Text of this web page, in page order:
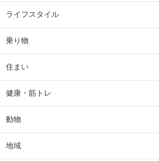
ライフスタイル
乗り物
住まい
健康・筋トレ
動物
地域